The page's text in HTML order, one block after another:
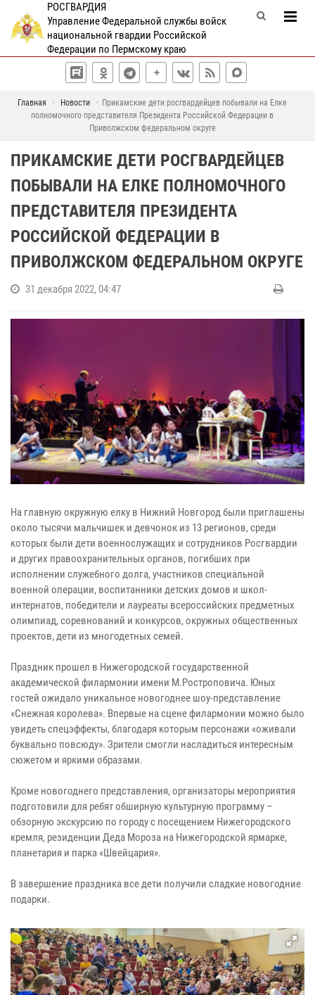
РОСГВАРДИЯ
Управление Федеральной службы войск
национальной гвардии Российской
Федерации по Пермскому краю
Главная Новости
Прикамские дети росгвардейцев побывали на Елке
полномочного представителя Президента Российской Федерации в
Приволжском федеральном округе
ПРИКАМСКИЕ ДЕТИ РОСГВАРДЕЙЦЕВ
ПОБЫВАЛИ НА ЕЛКЕ ПОЛНОМОЧНОГО
ПРЕДСТАВИТЕЛЯ ПРЕЗИДЕНТА
РОССИЙСКОЙ ФЕДЕРАЦИИ В
ПРИВОЛЖСКОМ ФЕДЕРАЛЬНОМ ОКРУГЕ
31 декабря 2022, 04:47
На главную окружную елку в Нижний Новгород были приглашены
около тысячи мальчишек и девчонок из 13 регионов, среди
которых были дети военнослужащих и сотрудников Росгвардии
и других правоохранительных органов, погибших при
исполнении служебного долга, участников специальной
военной операции, воспитанники детских домов и школ-
интернатов, победители и лауреаты всероссийских предметных
олимпиад, соревнований и конкурсов, окружных общественных
проектов, дети из многодетных семей.
Праздник прошел в Нижегородской государственной
академической филармонии имени М.Ростроповича. Юных
гостей ожидало уникальное новогоднее шоу-представление
«Снежная королева». Впервые на сцене филармонии можно было
увидеть спецэффекты, благодаря которым персонажи «оживали
буквально повсюду». Зрители смогли насладиться интересным
сюжетом и яркими образами.
Кроме новогоднего представления, организаторы мероприятия
подготовили для ребят обширную культурную программу –
обзорную экскурсию по городу с посещением Нижегородского
кремля, резиденции Деда Мороза на Нижегородской ярмарке,
планетария и парка «Швейцария».
В завершение праздника все дети получили сладкие новогодние
подарки.